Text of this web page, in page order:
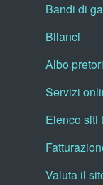
Bandi di
Bilanci
Albo
Servizi
Elenco siti
Valuta il